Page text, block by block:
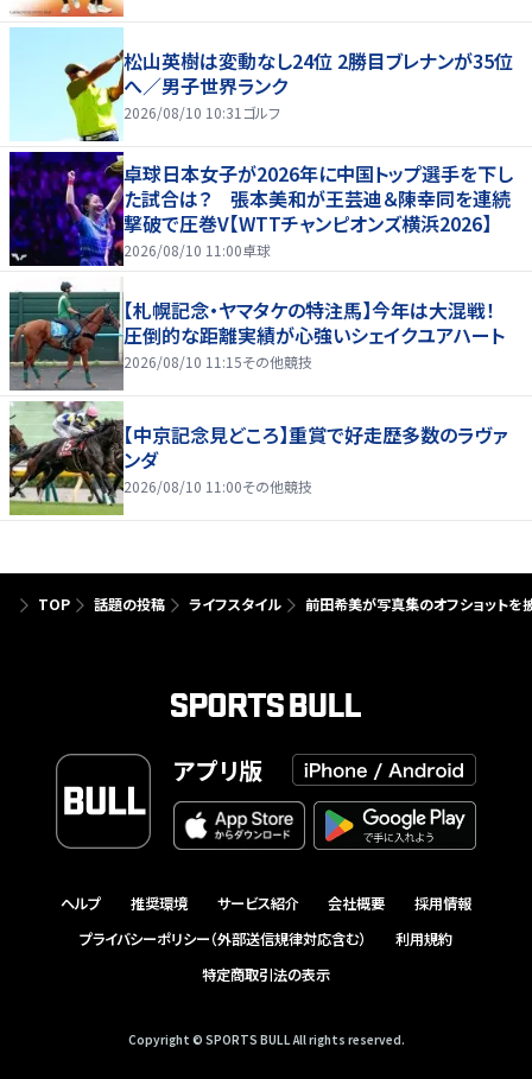
松山英樹は変動なし24位 2勝目ブレナンが35位
へ／男子世界ランク
2026/08/10 10:31 ゴルフ
卓球日本女子が2026年に中国トップ選手を下し
た試合は？ 張本美和が王芸迪＆陳幸同を連続
撃破で圧巻V【WTTチャンピオンズ横浜2026】
2026/08/10 11:00卓球
【札幌記念・ヤマタケの特注馬】今年は大混戦！
圧倒的な距離実績が心強いシェイクユアハート
2026/08/10 11:15その他競技
【中京記念見どころ】重賞で好走歴多数のラヴァ
ンダ
2026/08/10 11:00その他競技
TOP 話題の投稿 ライフスタイル 前田希美が写真集のオフショットを
アプリ版
ヘルプ 推奨環境 サービス紹介 会社概要
採用情報
プライバシーポリシー（外部送信規律対応含む）
利用規約
特定商取引法の表示
Copyright © SPORTS BULL All rights reserved.